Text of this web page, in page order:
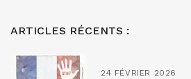
ARTICLES RÉCENTS :
24 FÉVRIER 2026